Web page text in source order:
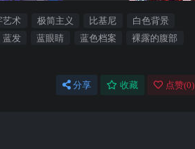
艺术 极简主义 比基尼
白色背景
蓝发 蓝眼睛 蓝色档案
裸露的腹部
分享 收藏 点赞(0)